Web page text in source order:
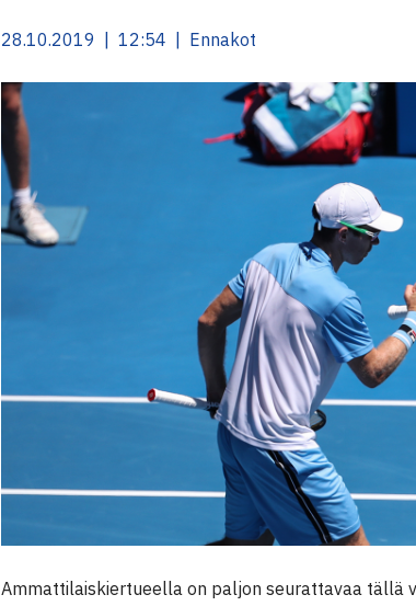
28.10.2019 | 12:54 | Ennakot
Ammattilaiskiertueella on paljon seurattavaa tällä